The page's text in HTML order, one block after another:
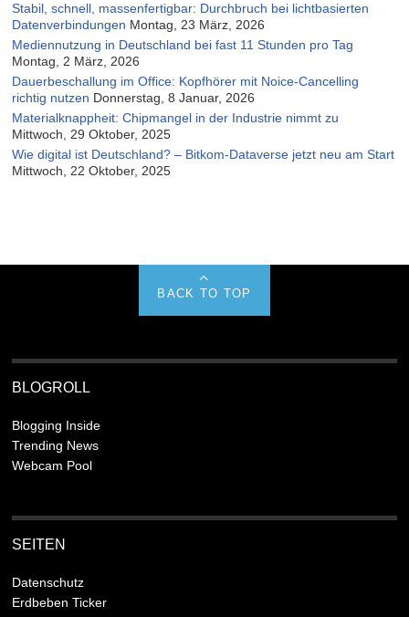
Stabil, schnell, massenfertigbar: Durchbruch bei lichtbasierten
Datenverbindungen Montag, 23 März, 2026
Mediennutzung in Deutschland bei fast 11 Stunden pro Tag
Montag, 2 März, 2026
Dauerbeschallung im Office: Kopfhörer mit Noice-Cancelling
richtig nutzen Donnerstag, 8 Januar, 2026
Materialknappheit: Chipmangel in der Industrie nimmt zu
Mittwoch, 29 Oktober, 2025
Wie digital ist Deutschland? – Bitkom-Dataverse jetzt neu am Start
Mittwoch, 22 Oktober, 2025
BACK TO TOP
BLOGROLL
Blogging Inside
Trending News
Webcam Pool
SEITEN
Datenschutz
Erdbeben Ticker